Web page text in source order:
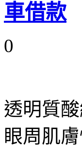
車借款
0
透明質
眼周肌